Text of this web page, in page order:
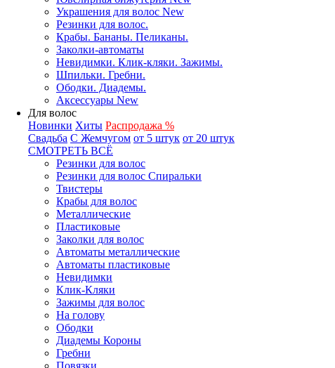
Украшения для волос New
Резинки для волос.
Крабы. Бананы. Пеликаны.
Заколки-автоматы
Невидимки. Клик-кляки. Зажимы.
Шпильки. Гребни.
Ободки. Диадемы.
Аксессуары New
Для волос
Новинки Хиты Распродажа %
Свадьба С Жемчугом от 5 штук от 20 штук
СМОТРЕТЬ ВСЁ
Резинки для волос
Резинки для волос Спиральки
Твистеры
Крабы для волос
Металлические
Пластиковые
Заколки для волос
Автоматы металлические
Автоматы пластиковые
Невидимки
Клик-Кляки
Зажимы для волос
На голову
Ободки
Диадемы Короны
Гребни
Повязки